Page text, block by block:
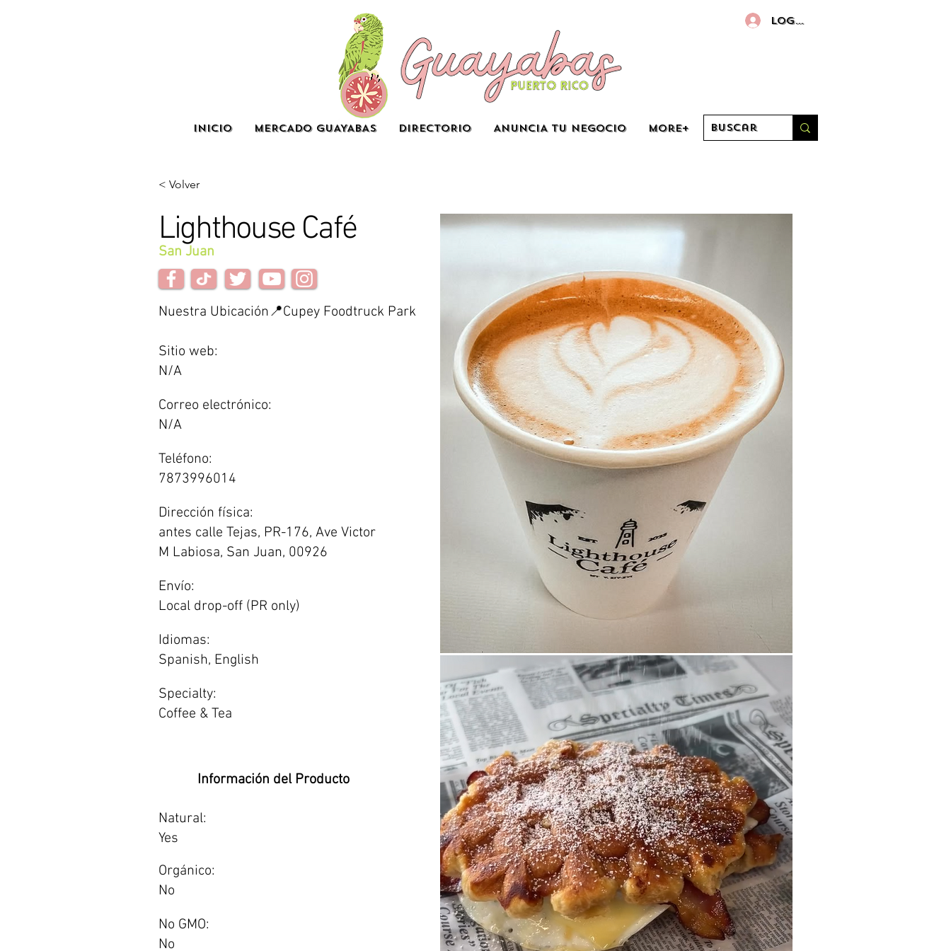
INICIO MERCADO GUAYABAS DIRECTORIO ANUNCIA TU NEGOCIO More+
Log in
< Volver
Lighthouse Café
San Juan
Nuestra Ubicación📍Cupey Foodtruck Park
Sitio web:
N/A
Correo electrónico:
N/A
Teléfono:
7873996014
Dirección física:
antes calle Tejas, PR-176, Ave Victor
M Labiosa, San Juan, 00926
Envío:
Local drop-off (PR only)
Idiomas:
Spanish, English
Specialty:
Coffee & Tea
Información del Producto
Natural:
Yes
Orgánico:
No
No GMO:
No